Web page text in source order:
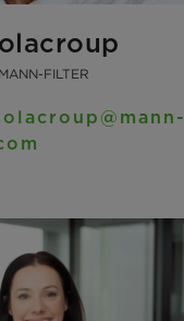
FILTER